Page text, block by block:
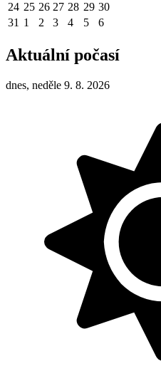
24 25 26 27 28 29 30
31 1 2 3 4 5 6
Aktuální počasí
dnes, neděle 9. 8. 2026